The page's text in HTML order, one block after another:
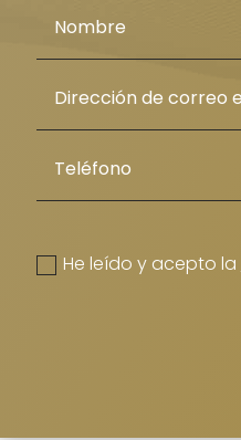
He leído y acepto la